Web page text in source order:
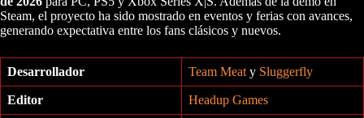
Steam, el proyecto ha sido mostrado en eventos y ferias con avances,
generando expectativa entre los fans clásicos y nuevos.
Desarrollador Team Meat y Sluggerfly
Editor Headup Games